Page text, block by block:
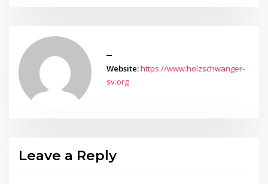
_
Website:https://www.holzschwanger-
sv.org
Leave a Reply